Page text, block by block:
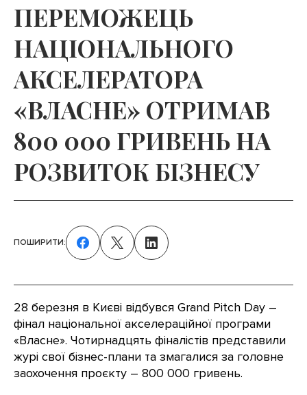
ПЕРЕМОЖЕЦЬ
НАЦІОНАЛЬНОГО
АКСЕЛЕРАТОРА
«ВЛАСНЕ» ОТРИМАВ
800 000 ГРИВЕНЬ НА
РОЗВИТОК БІЗНЕСУ
28 березня в Києві відбувся Grand Pitch Day –
фінал національної акселераційної програми
«Власне». Чотирнадцять фіналістів представили
журі свої бізнес-плани та змагалися за головне
заохочення проєкту – 800 000 гривень.
ПОШИРИТИ: